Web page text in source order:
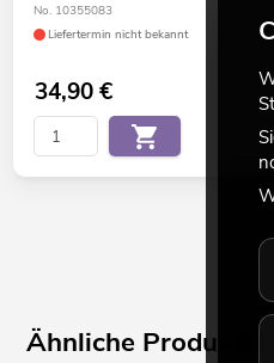
No. 10355083
Liefertermin nicht bekannt
34,90€
Ähnliche Produkte